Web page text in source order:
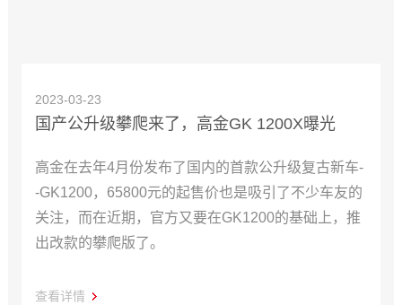
2023-03-23
国产公升级攀爬来了，高金GK 1200X曝光
高金在去年4月份发布了国内的首款公升级复古新车-
-GK1200，65800元的起售价也是吸引了不少车友的
关注，而在近期，官方又要在GK1200的基础上，推
出改款的攀爬版了。
查看详情